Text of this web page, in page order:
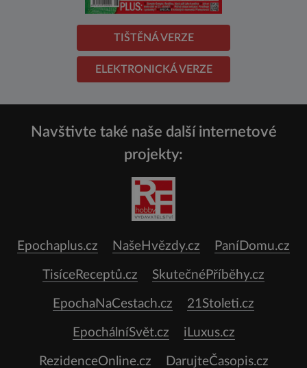
TIŠTĚNÁ VERZE
ELEKTRONICKÁ VERZE
Navštivte také naše další internetové
projekty:
Epochaplus.cz NašeHvězdy.cz PaníDomu.cz
TisíceReceptů.cz SkutečnéPříběhy.cz
EpochaNaCestach.cz 21Stoleti.cz
EpochálníSvět.cz iLuxus.cz
RezidenceOnline.cz DarujteČasopis.cz